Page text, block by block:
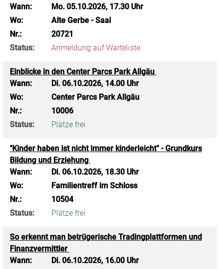
Wann:
Mo. 05.10.2026, 17.30 Uhr
Wo:
Alte Gerbe - Saal
Nr.:
20721
Status:
Anmeldung auf Warteliste
Einblicke in den Center Parcs Park Allgäu
Wann:
Di. 06.10.2026, 14.00 Uhr
Wo:
Center Parcs Park Allgäu
Nr.:
10006
Status:
Plätze frei
"Kinder haben ist nicht immer kinderleicht" - Grundkurs
Bildung und Erziehung
Wann:
Di. 06.10.2026, 18.30 Uhr
Wo:
Familientreff im Schloss
Nr.:
10504
Status:
Plätze frei
So erkennt man betrügerische Tradingplattformen und
Finanzvermittler
Wann:
Di. 06.10.2026, 16.00 Uhr